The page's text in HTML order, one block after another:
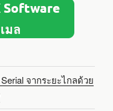
จากระยะไกลด้วย